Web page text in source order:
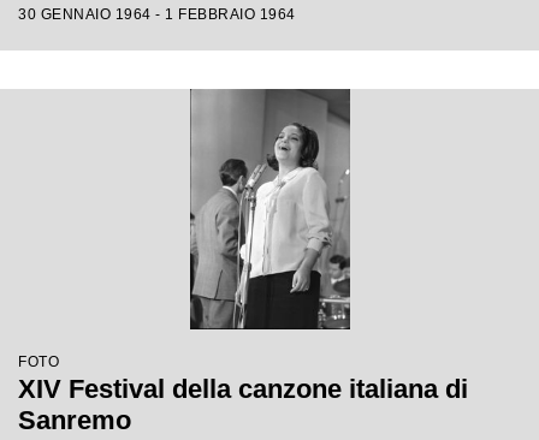
30 GENNAIO 1964 - 1 FEBBRAIO 1964
FOTO
XIV Festival della canzone italiana di
Sanremo